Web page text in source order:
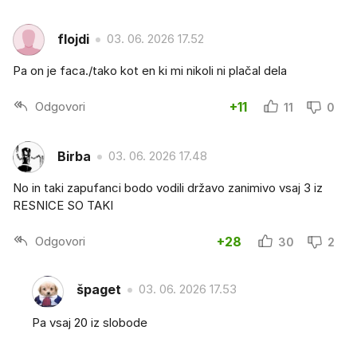
flojdi 03. 06. 2026 17.52
Pa on je faca./tako kot en ki mi nikoli ni plačal dela
Odgovori +11 11 0
Birba 03. 06. 2026 17.48
No in taki zapufanci bodo vodili državo zanimivo vsaj 3 iz
RESNICE SO TAKI
Odgovori +28 30 2
špaget 03. 06. 2026 17.53
Pa vsaj 20 iz slobode